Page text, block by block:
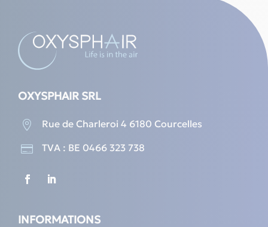
OXYSPHAIR SRL
 Rue de Charleroi 4 6180 Courcelles
 TVA : BE 0466 323 738
INFORMATIONS